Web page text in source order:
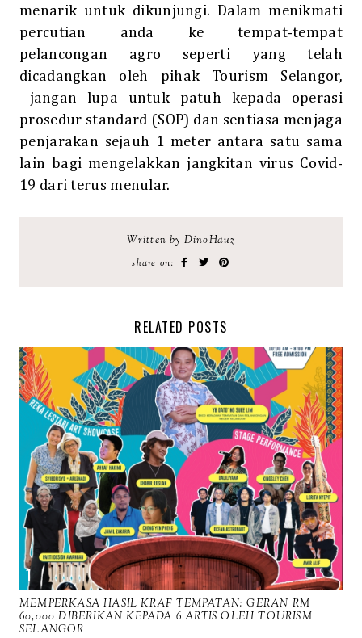
menarik untuk dikunjungi. Dalam menikmati
percutian anda ke tempat-tempat
pelancongan agro seperti yang telah
dicadangkan oleh pihak Tourism Selangor,
jangan lupa untuk patuh kepada operasi
prosedur standard (SOP) dan sentiasa menjaga
penjarakan sejauh 1 meter antara satu sama
lain bagi mengelakkan jangkitan virus Covid-
19 dari terus menular.
Written by DinoHauz
share on:
RELATED POSTS
MEMPERKASA HASIL KRAF TEMPATAN: GERAN RM
60,000 DIBERIKAN KEPADA 6 ARTIS OLEH TOURISM
SELANGOR